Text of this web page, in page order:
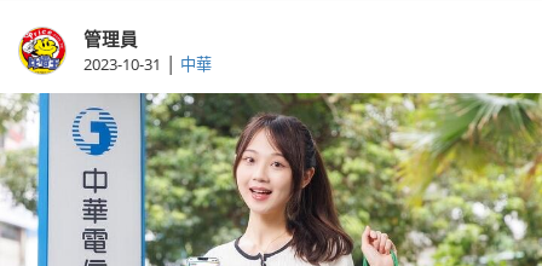
管理員
2023-10-31 | 中華